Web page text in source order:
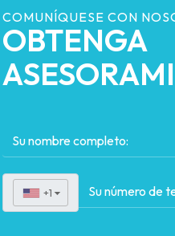
COMUNÍQUESE CON
OBTENGA
+1 ▼